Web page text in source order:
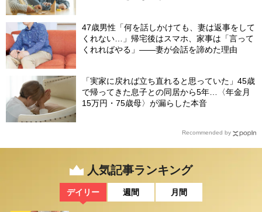
47歳男性「何を話しかけても、妻は返事をして
くれない…」帰宅後はスマホ、家事は「言って
くれればやる」――妻が会話を諦めた理由
「実家に戻れば立ち直れると思っていた」45歳
で帰ってきた息子との同居から5年…〈年金月
15万円・75歳母〉が漏らした本音
Recommended by
人気記事ランキング
デイリー 週間 月間